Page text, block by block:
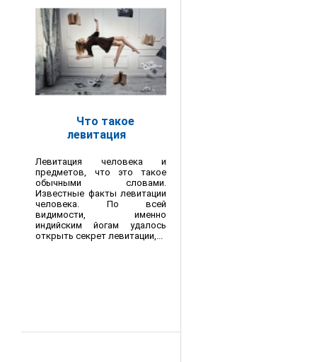
Что такое
левитация
Левитация человека и
предметов, что это такое
обычными словами.
Известные факты левитации
человека. По всей
видимости, именно
индийским йогам удалось
открыть секрет левитации,...